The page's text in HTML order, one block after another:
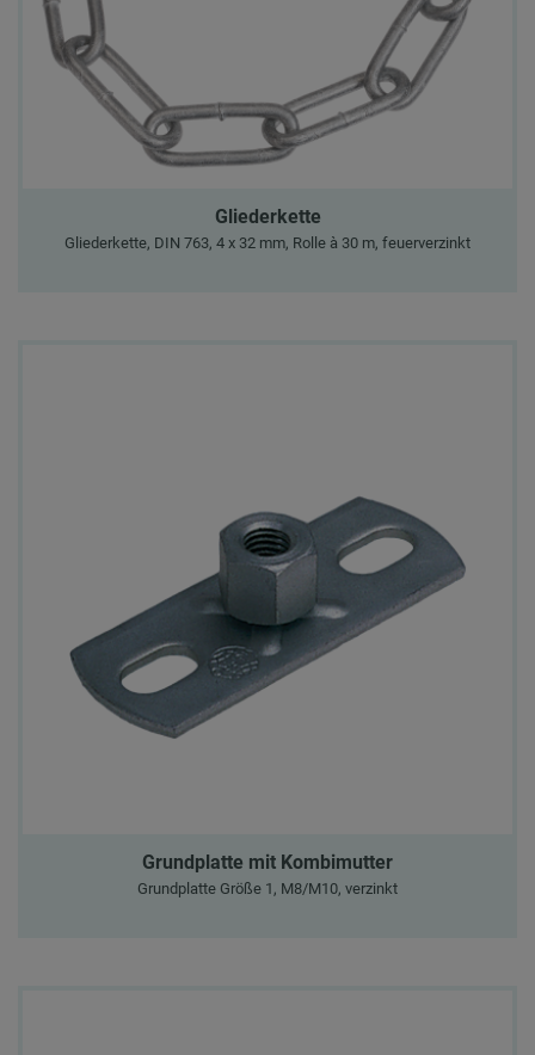
Gliederkette
Gliederkette, DIN 763, 4 x 32 mm, Rolle à 30 m, feuerverzinkt
Grundplatte mit Kombimutter
Grundplatte Größe 1, M8/M10, verzinkt